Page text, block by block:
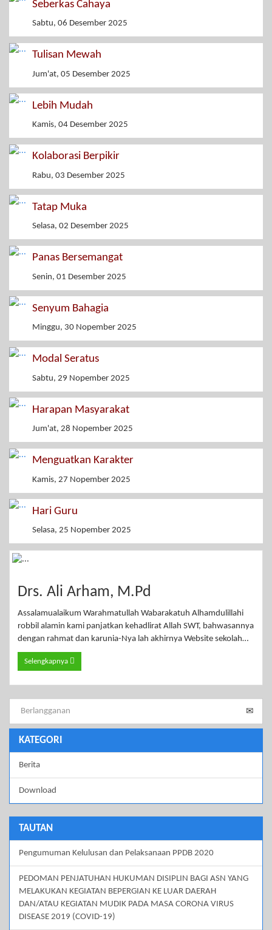
Seberkas Cahaya
Sabtu, 06 Desember 2025
Tulisan Mewah
Jum'at, 05 Desember 2025
Lebih Mudah
Kamis, 04 Desember 2025
Kolaborasi Berpikir
Rabu, 03 Desember 2025
Tatap Muka
Selasa, 02 Desember 2025
Panas Bersemangat
Senin, 01 Desember 2025
Senyum Bahagia
Minggu, 30 Nopember 2025
Modal Seratus
Sabtu, 29 Nopember 2025
Harapan Masyarakat
Jum'at, 28 Nopember 2025
Menguatkan Karakter
Kamis, 27 Nopember 2025
Hari Guru
Selasa, 25 Nopember 2025
Drs. Ali Arham, M.Pd
Assalamualaikum Warahmatullah Wabarakatuh Alhamdulillahi
robbil alamin kami panjatkan kehadlirat Allah SWT, bahwasannya
dengan rahmat dan karunia-Nya lah akhirnya Website sekolah…
Selengkapnya
KATEGORI
Berita
Download
TAUTAN
Pengumuman Kelulusan dan Pelaksanaan PPDB 2020
PEDOMAN PENJATUHAN HUKUMAN DISIPLIN BAGI ASN YANG
MELAKUKAN KEGIATAN BEPERGIAN KE LUAR DAERAH
DAN/ATAU KEGIATAN MUDIK PADA MASA CORONA VIRUS
DISEASE 2019 (COVID-19)